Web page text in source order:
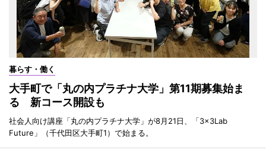
暮らす・働く
大手町で「丸の内プラチナ大学」第11期募集始ま
る 新コース開設も
社会人向け講座「丸の内プラチナ大学」が8月21日、「3×3Lab
Future」（千代田区大手町1）で始まる。